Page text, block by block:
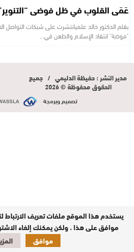
عَمَى القلوب في ظل فوضى
بقلم الدكتور خالد علميانتشرت على شبكات التواصل
"موضة" انتقاد الإسلام والطعن في…
مدير النشر : حفيظة الدليمي / جميع
الحقوق محفوظة © 2026
تصميم وبرمجة
يستخدم هذا الموقع ملفات تعريف
موافق على هذا ، ولكن يمكنك إلغاء
موافق